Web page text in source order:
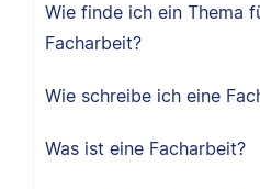
Wie finde ich ein Thema
Facharbeit?
Wie schreibe ich eine
Was ist eine Facharbeit?